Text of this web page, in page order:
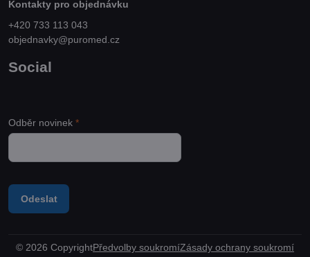
Kontakty pro objednávku
+420 733 113 043
objednavky@puromed.cz
Social
Odběr novinek *
Odeslat
© 2026 CopyrightPředvolby soukromíZásady ochrany soukromí